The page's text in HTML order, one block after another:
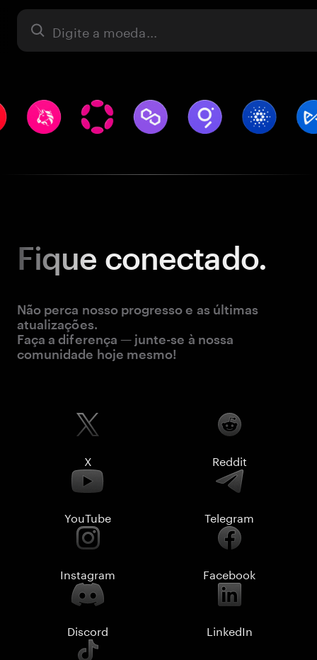
Ativo
Fique conectado.
Não perca nosso progresso e as últimas
atualizações.
Faça a diferença — junte-se à nossa
comunidade hoje mesmo!
X Reddit
YouTube Telegram
Instagram Facebook
Discord LinkedIn